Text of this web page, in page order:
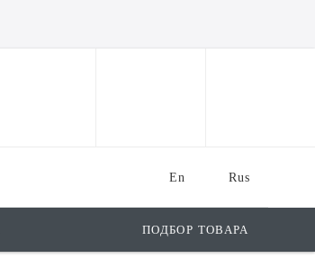
Rus
En
ПОДБОР ТОВАРА